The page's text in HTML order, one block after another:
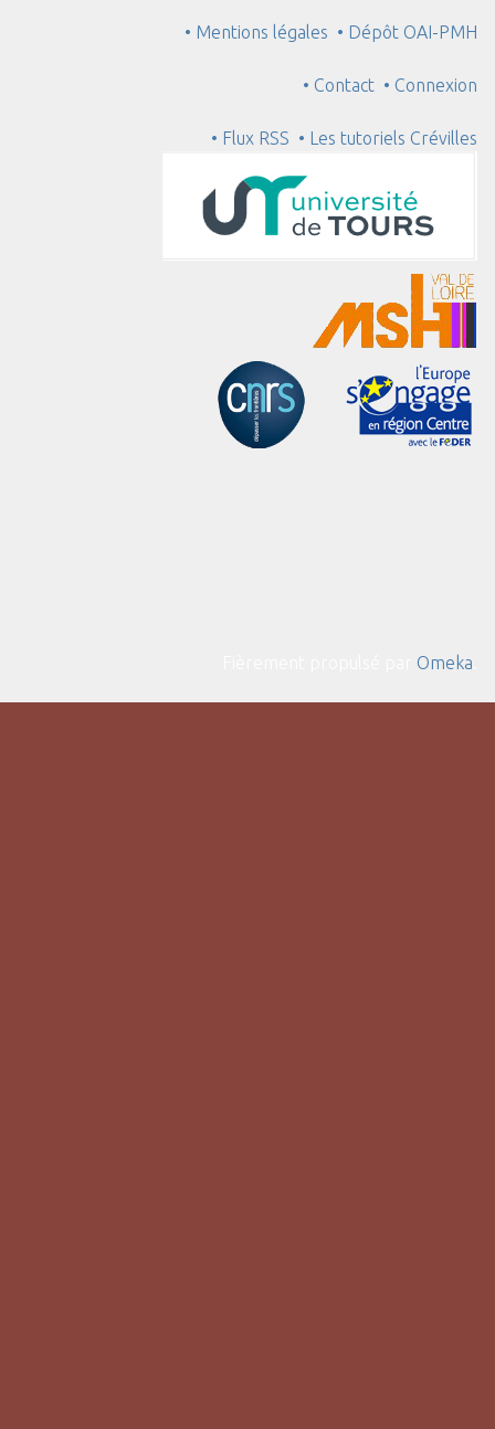
• Mentions légales • Dépôt OAI-PMH
• Contact • Connexion
• Flux RSS • Les tutoriels Crévilles
Omeka